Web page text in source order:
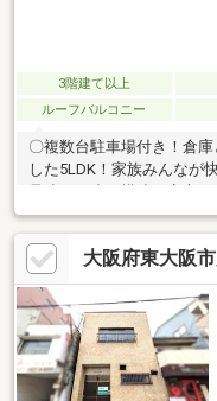
3階建て以上
ルーフバルコニー
〇複数台駐車場付き！倉
した5LDK！家族みんなが
骨造！頑丈な構造で安心
線利用可能で通勤・通学
っかりした造りで安心し
れぞれのプライベート空
り、毎日の移動が楽になり
大阪府東大阪